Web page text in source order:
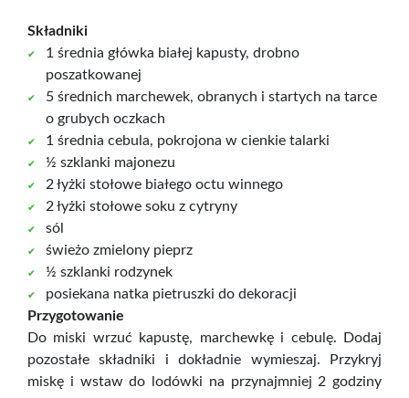
Składniki
1 średnia główka białej kapusty, drobno
poszatkowanej
5 średnich marchewek, obranych i startych na tarce
o grubych oczkach
1 średnia cebula, pokrojona w cienkie talarki
½ szklanki majonezu
2 łyżki stołowe białego octu winnego
2 łyżki stołowe soku z cytryny
sól
świeżo zmielony pieprz
½ szklanki rodzynek
posiekana natka pietruszki do dekoracji
Przygotowanie
Do miski wrzuć kapustę, marchewkę i cebulę. Dodaj
pozostałe składniki i dokładnie wymieszaj. Przykryj
miskę i wstaw do lodówki na przynajmniej 2 godziny